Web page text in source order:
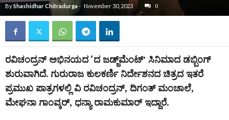
ByShashidhar Chitradurga - November 30, 2023 0
ರವಿಚಂದ್ರನ್‌ ಅಭಿನಯದ ‘ದ ಜಡ್ಜ್‌ಮೆಂಟ್‌’ ಸಿನಿಮಾದ ಡಬ್ಬಿಂಗ್‌
ಶುರುವಾಗಿದೆ. ಗುರುರಾಜ ಕುಲಕರ್ಣಿ ನಿರ್ದೇಶನದ ಚಿತ್ರದ ಇತರೆ
ಪ್ರಮುಖ ಪಾತ್ರಗಳಲ್ಲಿ ವಿ ರವಿಚಂದ್ರನ್‌, ದಿಗಂತ್‌ ಮಂಚಾಲೆ,
ಮೇಘನಾ ಗಾಂವ್ಕರ್‌, ಧನ್ಯಾ ರಾಮಕುಮಾರ್‌ ಇದ್ದಾರೆ.